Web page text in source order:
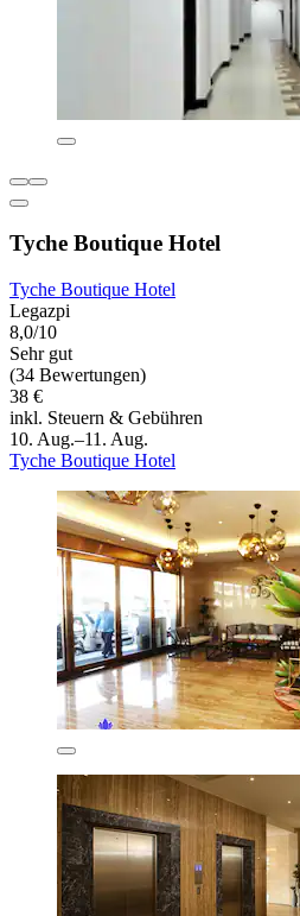
Tyche Boutique Hotel
Tyche Boutique Hotel
Legazpi
8,0/10
Sehr gut
(34 Bewertungen)
38 €
inkl. Steuern & Gebühren
10. Aug.–11. Aug.
Tyche Boutique Hotel